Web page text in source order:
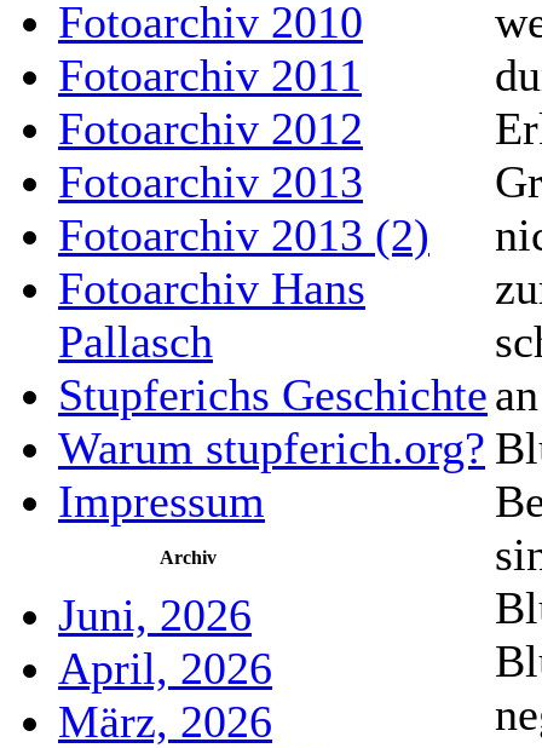
Fotoarchiv 2010
Fotoarchiv 2011
Fotoarchiv 2012
Fotoarchiv 2013
Fotoarchiv 2013 (2)
Fotoarchiv Hans
Pallasch
Stupferichs Geschichte
Warum stupferich.org?
Impressum
Archiv
Juni, 2026
April, 2026
März, 2026